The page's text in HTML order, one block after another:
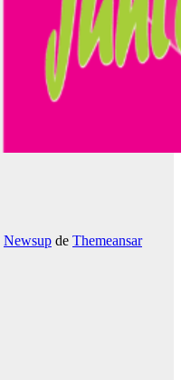
Newsup de Themeansar